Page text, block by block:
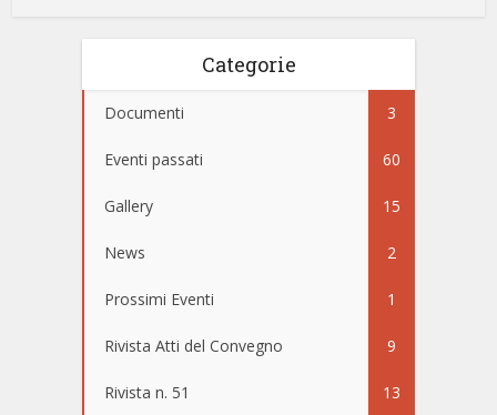
Categorie
Documenti 3
Eventi passati 60
Gallery 15
News 2
Prossimi Eventi 1
Rivista Atti del Convegno 9
Rivista n. 51 13